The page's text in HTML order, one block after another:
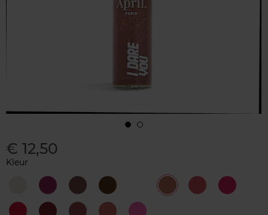
€ 12,50
Kleur
Crystal
Clear
10
Intrepid
Purple
Smiling
Rosewood
12
Outstanding
BrownGraphic
Nude Sparkling